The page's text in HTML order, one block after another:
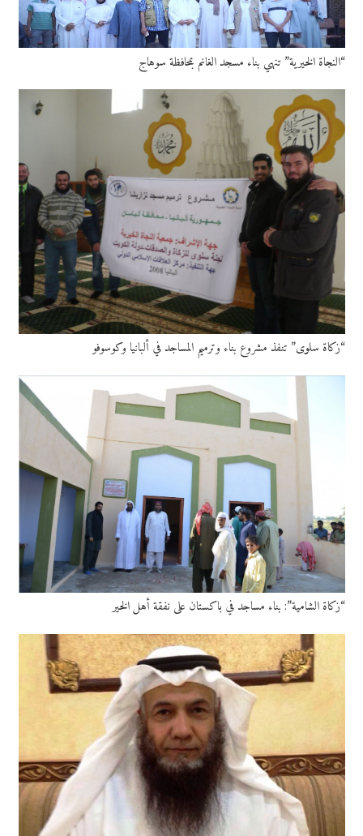
“النجاة الخيرية” تنهي بناء مسجد الغانم بمحافظة سوهاج
“زكاة سلوى” تنفذ مشروع بناء وترميم المساجد في ألبانيا وكوسوفو
“زكاة الشامية”: بناء مساجد في باكستان على نفقة أهل الخير